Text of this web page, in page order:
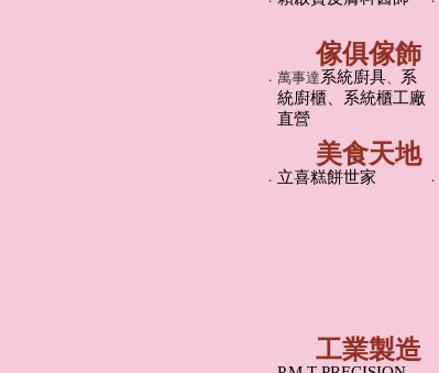
傢俱傢飾
． 萬事達系統廚具
系
統廚櫃、系統櫃工廠
直營
美食天地
． 立喜糕餅世家 ．
工業製造